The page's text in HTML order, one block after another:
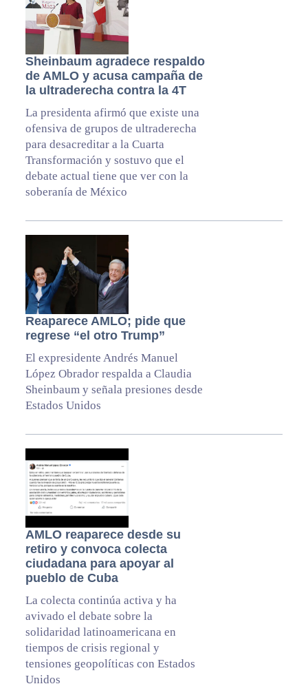
Sheinbaum agradece respaldo
de AMLO y acusa campaña de
la ultraderecha contra la 4T
La presidenta afirmó que existe una
ofensiva de grupos de ultraderecha
para desacreditar a la Cuarta
Transformación y sostuvo que el
debate actual tiene que ver con la
soberanía de México
Reaparece AMLO; pide que
regrese “el otro Trump”
El expresidente Andrés Manuel
López Obrador respalda a Claudia
Sheinbaum y señala presiones desde
Estados Unidos
AMLO reaparece desde su
retiro y convoca colecta
ciudadana para apoyar al
pueblo de Cuba
La colecta continúa activa y ha
avivado el debate sobre la
solidaridad latinoamericana en
tiempos de crisis regional y
tensiones geopolíticas con Estados
Unidos